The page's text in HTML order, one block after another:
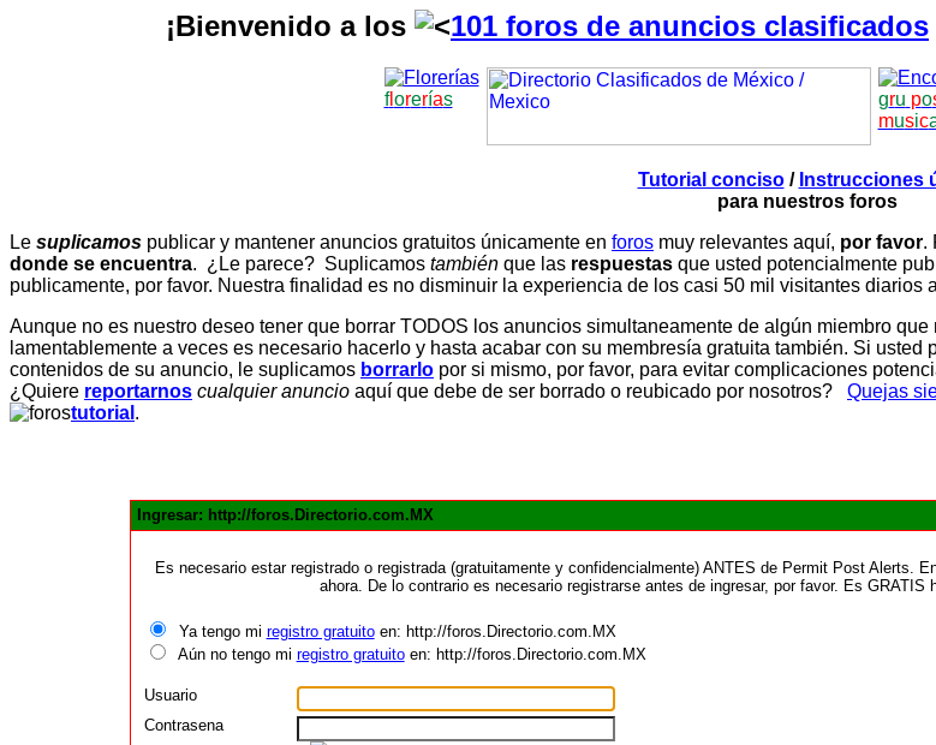
¡Bienvenido a los 101 foros de anuncios clasificados
florerías gru po
music
Tutorial conciso/ Instrucciones
para nuestros foros
Le suplicamos publicar y mantener anuncios gratuitos únicamente en foros muy relevantes aquí, por favor.
donde se encuentra. ¿Le parece? Suplicamos también que las respuestas que usted potencialmente
publicamente, por favor. Nuestra finalidad es no disminuir la experiencia de los casi 50 mil visitantes diarios
Aunque no es nuestro deseo tener que borrar TODOS los anuncios simultaneamente de algún miembro
lamentablemente a veces es necesario hacerlo y hasta acabar con su membresía gratuita también. Si
contenidos de su anuncio, le suplicamos borrarlo por si mismo, por favor, para evitar complicaciones
¿Quiere reportarnos cualquier anuncio aquí que debe de ser borrado o reubicado por nosotros? Quejas
tutorial .
Ingresar: http://foros.Directorio.com.MX
Es necesario estar registrado o registrada (gratuitamente y confidencialmente) ANTES de Permit Post Alerts.
ahora. De lo contrario es necesario registrarse antes de ingresar, por favor. Es
Ya tengo mi registro gratuitoen: http://foros.Directorio.com.MX
Aún no tengo mi registro gratuitoen: http://foros.Directorio.com.MX
Usuario
Contrasena